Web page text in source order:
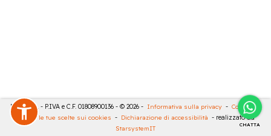
CHATTA
RIVA SRL - P.IVA e C.F. 01808900136 - © 2026 - Informativa sulla privacy - Cookies
Rivedi le tue scelte sui cookies - Dichiarazione di accessibilità - realizzato da
StarsystemIT